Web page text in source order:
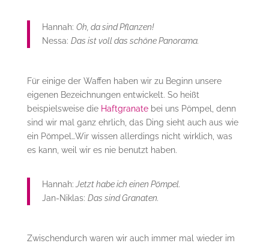
Hannah: Oh, da sind Pflanzen!
Nessa: Das ist voll das schöne Panorama.
Für einige der Waffen haben wir zu Beginn unsere
eigenen Bezeichnungen entwickelt. So heißt
beispielsweise die Haftgranatebei uns Pömpel, denn
sind wir mal ganz ehrlich, das Ding sieht auch aus wie
ein Pömpel…Wir wissen allerdings nicht wirklich, was
es kann, weil wir es nie benutzt haben.
Hannah: Jetzt habe ich einen Pömpel.
Jan-Niklas: Das sind Granaten.
Zwischendurch waren wir auch immer mal wieder im